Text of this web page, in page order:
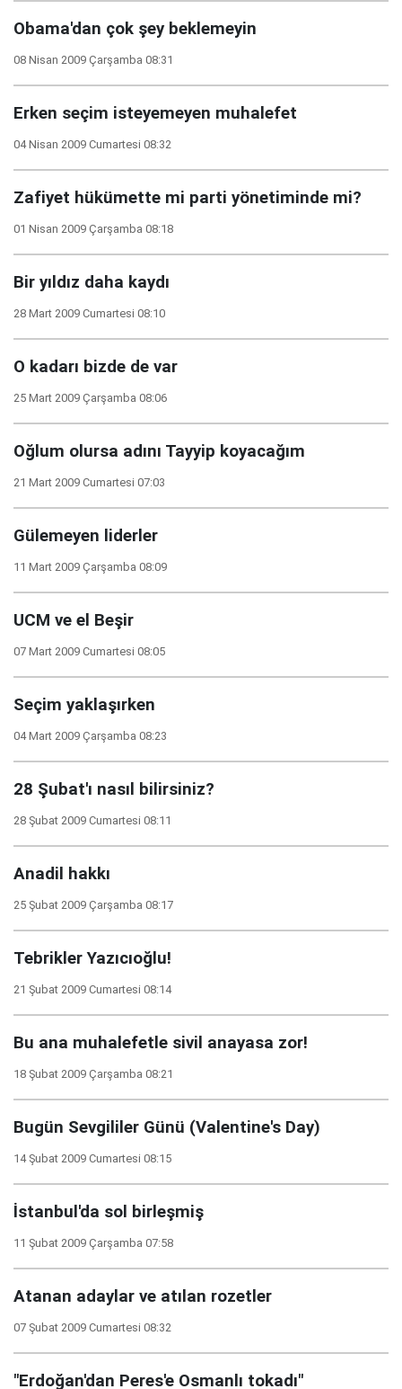
Obama'dan çok şey beklemeyin
08 Nisan 2009 Çarşamba 08:31
Erken seçim isteyemeyen muhalefet
04 Nisan 2009 Cumartesi 08:32
Zafiyet hükümette mi parti yönetiminde mi?
01 Nisan 2009 Çarşamba 08:18
Bir yıldız daha kaydı
28 Mart 2009 Cumartesi 08:10
O kadarı bizde de var
25 Mart 2009 Çarşamba 08:06
Oğlum olursa adını Tayyip koyacağım
21 Mart 2009 Cumartesi 07:03
Gülemeyen liderler
11 Mart 2009 Çarşamba 08:09
UCM ve el Beşir
07 Mart 2009 Cumartesi 08:05
Seçim yaklaşırken
04 Mart 2009 Çarşamba 08:23
28 Şubat'ı nasıl bilirsiniz?
28 Şubat 2009 Cumartesi 08:11
Anadil hakkı
25 Şubat 2009 Çarşamba 08:17
Tebrikler Yazıcıoğlu!
21 Şubat 2009 Cumartesi 08:14
Bu ana muhalefetle sivil anayasa zor!
18 Şubat 2009 Çarşamba 08:21
Bugün Sevgililer Günü (Valentine's Day)
14 Şubat 2009 Cumartesi 08:15
İstanbul'da sol birleşmiş
11 Şubat 2009 Çarşamba 07:58
Atanan adaylar ve atılan rozetler
07 Şubat 2009 Cumartesi 08:32
"Erdoğan'dan Peres'e Osmanlı tokadı"